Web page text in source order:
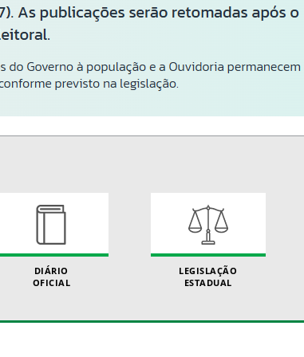
DIÁRIO
OFICIAL
LEGISLAÇÃO
ESTADUAL